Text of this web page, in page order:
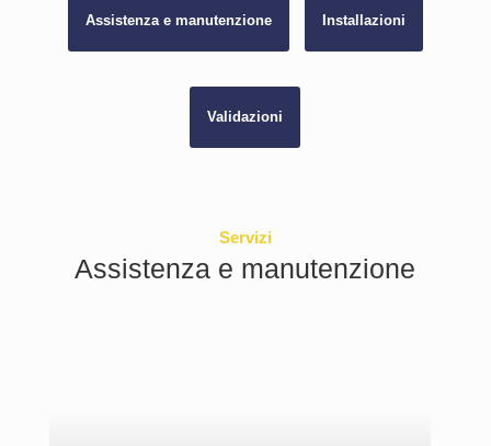
Assistenza e manutenzione Installazioni
Validazioni
Servizi
Assistenza e manutenzione